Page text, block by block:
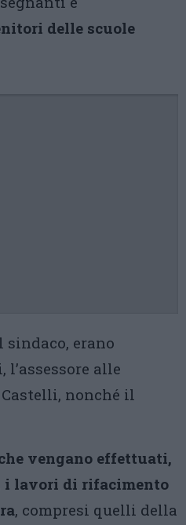
delle scuole
sindaco, erano
alle
nonché il
vengano effettuati,
i lavori di rifacimento
, compresi quelli della